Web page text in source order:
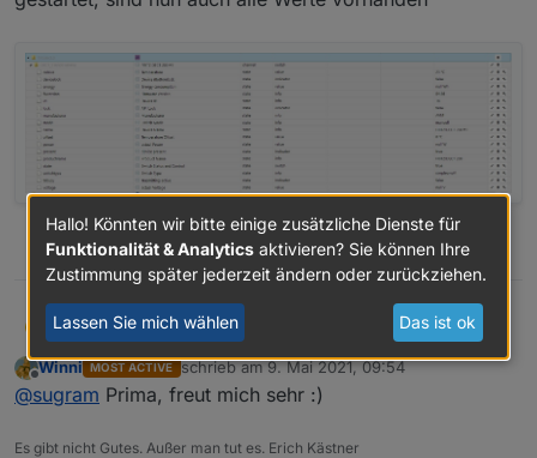
0
sugramHallo
Ich habe ein ähnliches Problem.
Wollte mir den Stromverbrauch auswerten lassen, aber
Der DECT Adapter wurde erfolgreich mit der FB
Unter "Meine Geräte" findet er den DECT Adapter:
Winni MOST ACTIVE schrieb am9. Mai 2021, 09:54
zuletzt editiert von
@sugram Prima, freut mich sehr :)
Es gibt nicht Gutes. Außer man tut es. Erich Kästner
Hallo! Könnten wir bitte einige zusätzliche Dienste für
Funktionalität & Analytics aktivieren? Sie können Ihre
Zustimmung später jederzeit ändern oder zurückziehen.
Lassen Sie mich wählen Das ist ok